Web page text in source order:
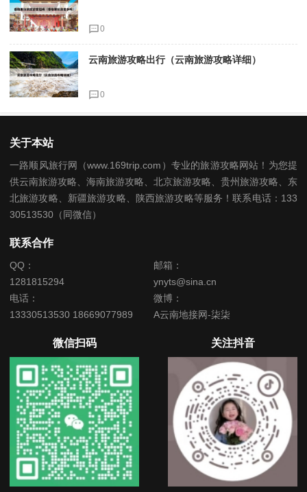
0
云南旅游攻略出行（云南旅游攻略详细）
0
关于本站
一路顺风旅行网（www.169trip.com）专业的旅游攻略网站！为您提
供云南旅游攻略、海南旅游攻略、北京旅游攻略、贵州旅游攻略、东
北旅游攻略、新疆旅游攻略、陕西旅游攻略等服务！联系电话：133
30513530（同微信）
联系合作
QQ：
1281815294
邮箱：
ynyts@sina.cn
电话：
13330513530 18669077989
微博：
A云南地接网-柒柒
微信扫码 关注抖音